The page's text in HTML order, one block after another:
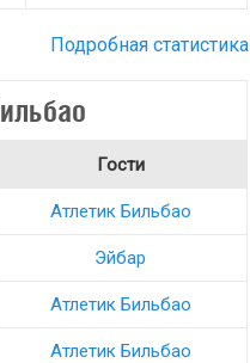
Подробная статистика
Гости
Атлетик Бильбао
Эйбар
Атлетик Бильбао
Атлетик Бильбао